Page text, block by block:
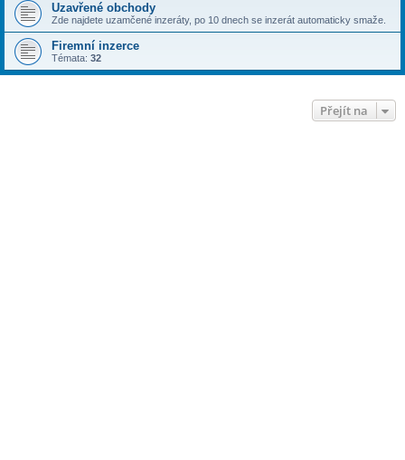
Uzavřené obchody
Zde najdete uzamčené inzeráty, po 10 dnech se inzerát automaticky smaže.
Firemní inzerce
Témata: 32
Přejít na